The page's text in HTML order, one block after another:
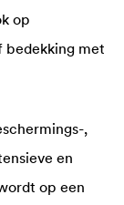
op
bedekking met
,
en
op een